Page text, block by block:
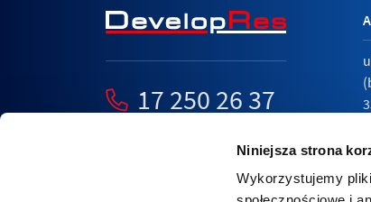
Niniejsza strona
Wykorzystujemy
17 250 26 37